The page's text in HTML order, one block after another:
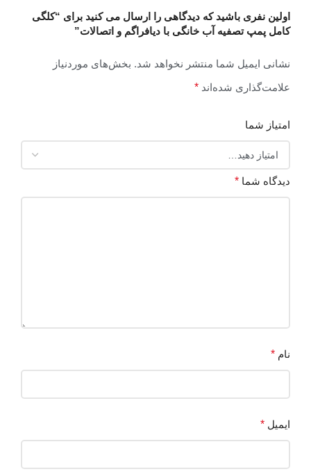
اولین نفری باشید که دیدگاهی را ارسال می کنید برای “کلگی
کامل پمپ تصفیه آب خانگی با دیافراگم و اتصالات”
نشانی ایمیل شما منتشر نخواهد شد. بخش‌های موردنیاز
علامت‌گذاری شده‌اند *
امتیاز شما
دیدگاه شما *
نام *
ایمیل *